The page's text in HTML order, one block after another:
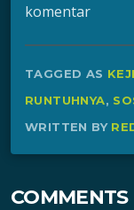
komentar
TAGGED AS
RUNTUHNYA,
WRITTEN BY
COMMENTS